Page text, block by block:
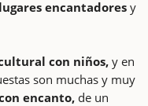
encantadores y
con niños, y en
son muchas y muy
encanto, de un